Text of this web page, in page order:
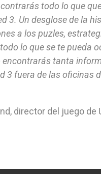
todo lo que
3. Un desglose de la
a los puzles,
lo que se te pueda
encontrarás tanta
3 fuera de las oficinas
director del juego de